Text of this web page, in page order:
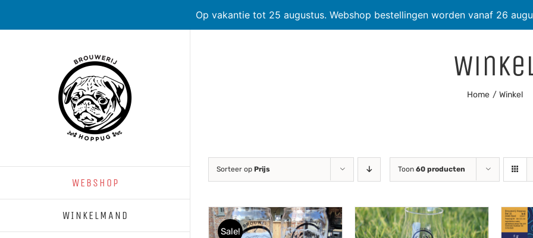
Op vakantie tot 25 augustus. Webshop bestellingen worden vanaf 26
WEBSHOP
WINKELMAND
Home Winkel
Sorteer op Prijs Toon 60 producten
Sale!